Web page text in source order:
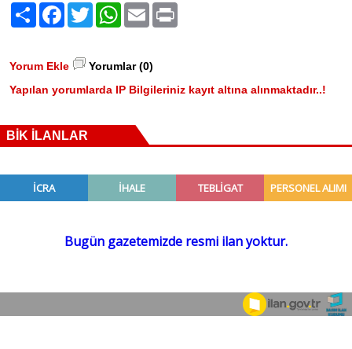
PaylaşFacebook
TwitterWhatsApp
EmailPrint
Yorum Ekle
Yorumlar (0)
Yapılan yorumlarda IP Bilgileriniz kayıt altına alınmaktadır..!
BİK İLANLAR